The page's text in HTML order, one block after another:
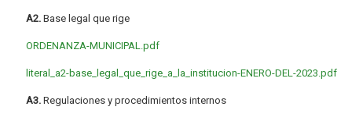
A2. Base legal que rige
ORDENANZA-MUNICIPAL.pdf
literal_a2-base_legal_que_rige_a_la_institucion-ENERO-DEL-2023.pdf
A3. Regulaciones y procedimientos internos